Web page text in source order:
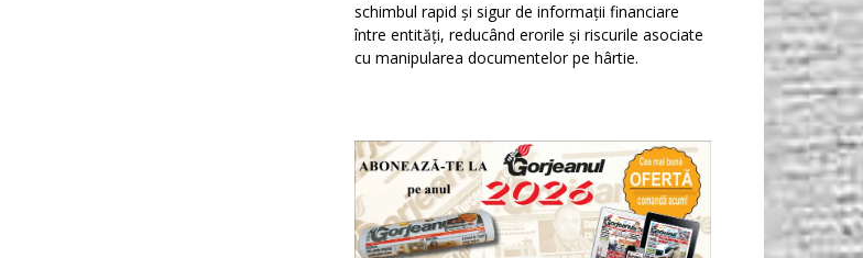
schimbul rapid și sigur de informații financiare
între entități, reducând erorile și riscurile asociate
cu manipularea documentelor pe hârtie.